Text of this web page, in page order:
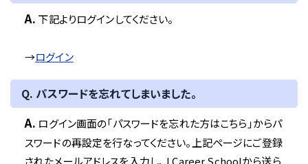
A. 下記よりログインしてください。
→ログイン
Q. パスワードを忘れてしまいました。
A. ログイン画面の「パスワードを忘れた方はこちら」からパ
スワードの再設定を行なってください。上記ページにご登録
されたメールアドレスを入力し、J Career Schoolから送ら